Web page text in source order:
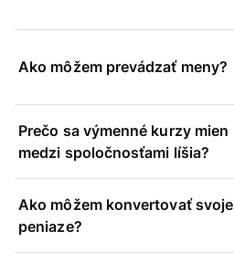
Ako môžem prevádzať meny?
Prečo sa výmenné kurzy mien
medzi spoločnosťami líšia?
Ako môžem konvertovať svoje
peniaze?